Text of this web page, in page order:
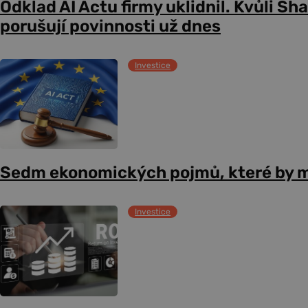
Odklad AI Actu firmy uklidnil. Kvůli
porušují povinnosti už dnes
Investice
Sedm ekonomických pojmů, které by
Investice